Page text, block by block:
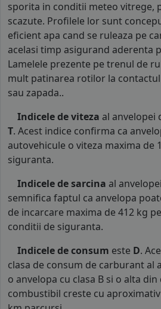
sporita in conditii meteo vitrege,
scazute. Profilele lor sunt
eficient apa cand se ruleaza pe
acelasi timp asigurand aderenta
Lamelele prezente pe trenul de
mult patinarea rotilor la
sau zapada..
Indicele de viteza al anvelopei
T. Acest indice confirma ca
autovehicule o viteza maxima de
siguranta.
Indicele de sarcina al
semnifica faptul ca anvelopa
de incarcare maxima de 412 kg
conditii de siguranta.
Indicele de consum este D.
clasa de consum de carburant al
o anvelopa cu clasa B si o alta
combustibil creste cu